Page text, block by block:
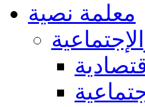
معلمة نصية